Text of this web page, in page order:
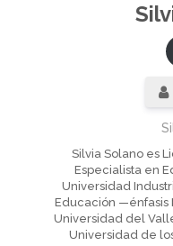
Silvia Solano es
Especialista en
Universidad
Educación
Universidad del
Universidad de